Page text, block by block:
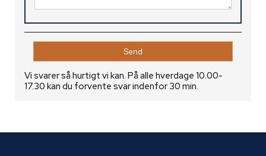
Vi svarer så hurtigt vi kan. På alle hverdage 10.00-
17.30 kan du forvente svar indenfor 30 min.